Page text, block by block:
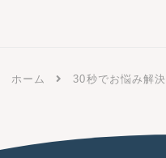
ホーム 30秒でお悩み解決